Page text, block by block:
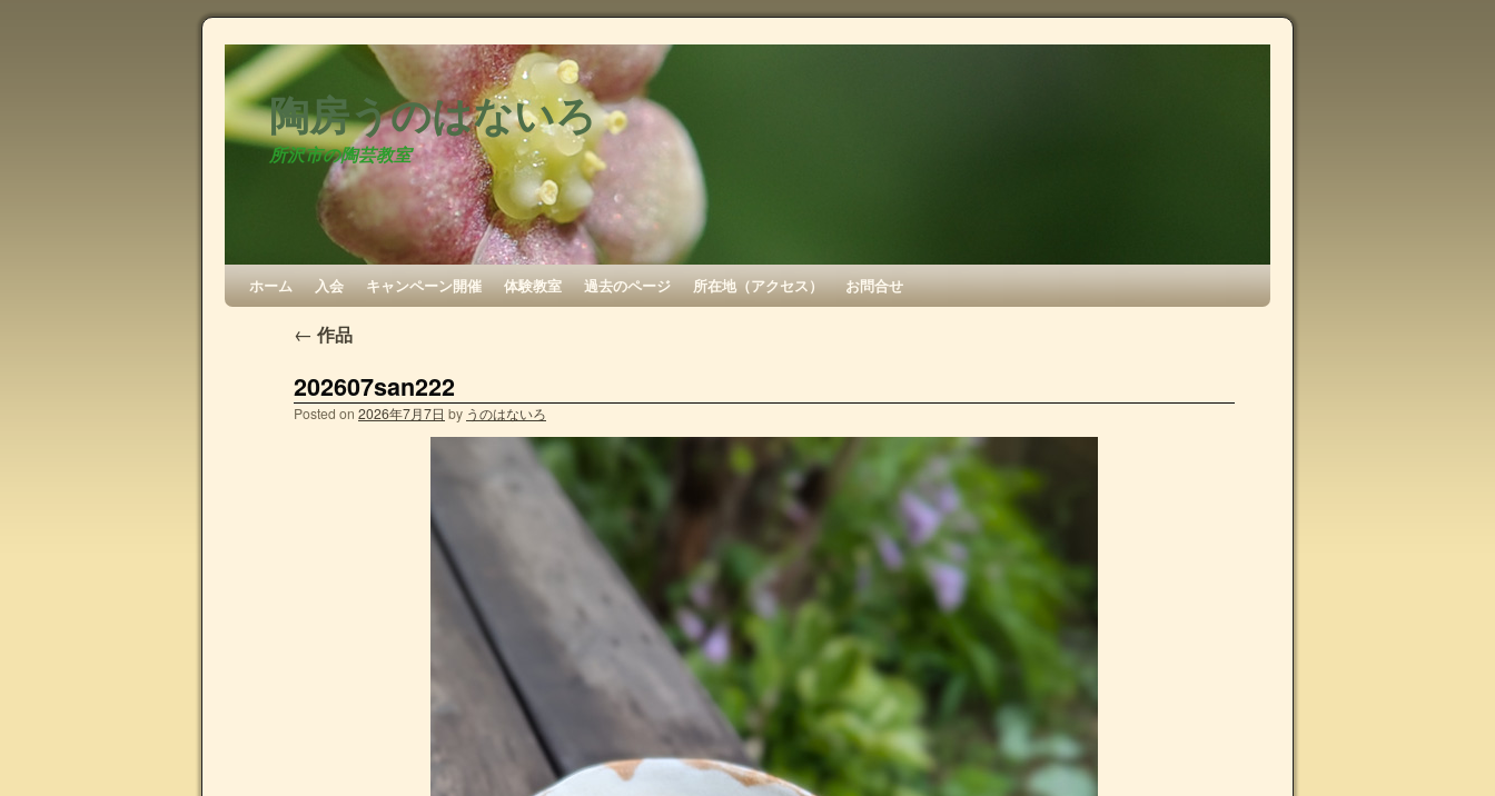
陶房うのはないろ
所沢市の陶芸教室
ホーム 入会 キャンペーン開催 体験教室 過去のページ 所在地（アクセス） お問合せ
← 作品
202607san222
Posted on 2026年7月7日 by うのはないろ